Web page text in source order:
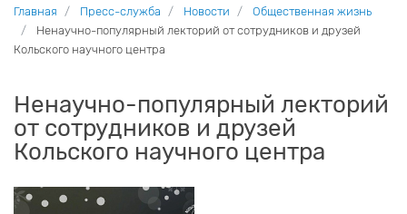
Главная Пресс-служба Новости
Общественная жизнь
Ненаучно-популярный лекторий от сотрудников и друзей
Кольского научного центра
Ненаучно-популярный лекторий
от сотрудников и друзей
Кольского научного центра